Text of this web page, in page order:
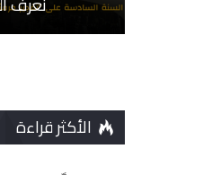
الأكثر قراءة